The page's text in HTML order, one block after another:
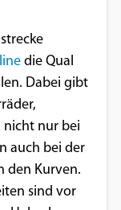
die Qual
Dabei gibt
nicht nur bei
auch bei der
den Kurven.
sind vor